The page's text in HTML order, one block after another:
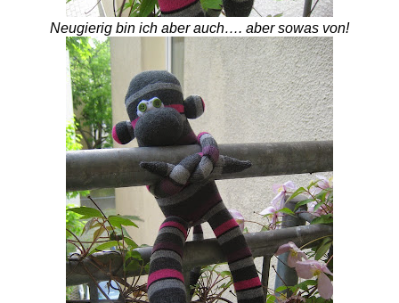
Neugierig bin ich aber auch…. aber sowas von!